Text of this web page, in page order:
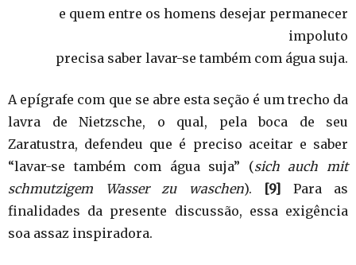
e quem entre os homens desejar permanecer
impoluto
precisa saber lavar-se também com água suja.
A epígrafe com que se abre esta seção é um trecho da
lavra de Nietzsche, o qual, pela boca de seu
Zaratustra, defendeu que é preciso aceitar e saber
“lavar-se também com água suja” (sich auch mit
schmutzigem Wasser zu waschen). [9]
Para as
finalidades da presente discussão, essa exigência
soa assaz inspiradora.